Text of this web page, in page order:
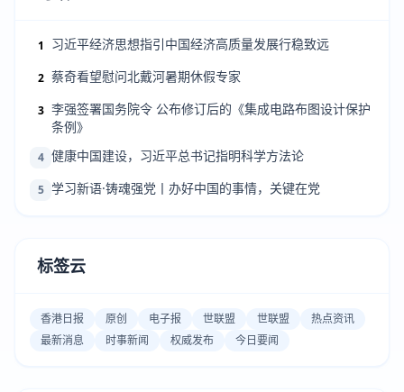
1 习近平经济思想指引中国经济高质量发展行稳致远
2 蔡奇看望慰问北戴河暑期休假专家
3 李强签署国务院令 公布修订后的《集成电路布图设计保护
条例》
4 健康中国建设，习近平总书记指明科学方法论
5 学习新语·铸魂强党丨办好中国的事情，关键在党
标签云
香港日报 原创 电子报 世联盟 世联盟
热点资讯
最新消息
时事新闻 权威发布 今日要闻